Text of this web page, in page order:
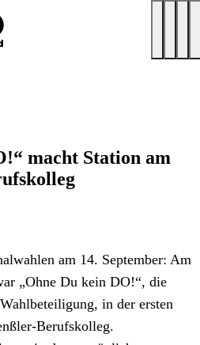
macht Station am
am 14. September: Am
„Ohne Du kein DO!“, die
in der ersten
Berufskolleg.